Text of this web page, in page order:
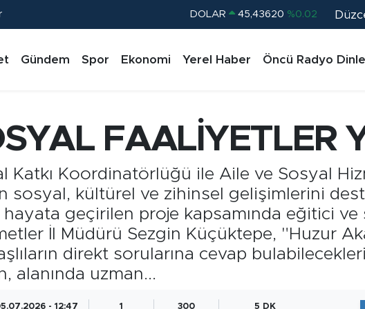
EURO 53,38690 %0.19
G.ALTIN 6862,09000 %0.19
DOLAR 45,43620 %0.02
Gündem Spor Ekonomi Yerel Haber Öncü Radyo Dinle
FAALİYETLER
Katkı Koordinatörlüğü ile Aile ve Sosyal
sosyal, kültürel ve zihinsel gelişimlerini
hayata geçirilen proje kapsamında eğitici
İl Müdürü Sezgin Küçüktepe, "Huzur
direkt sorularına cevap
alanında uzman...
- 12:47 1 300 5 DK